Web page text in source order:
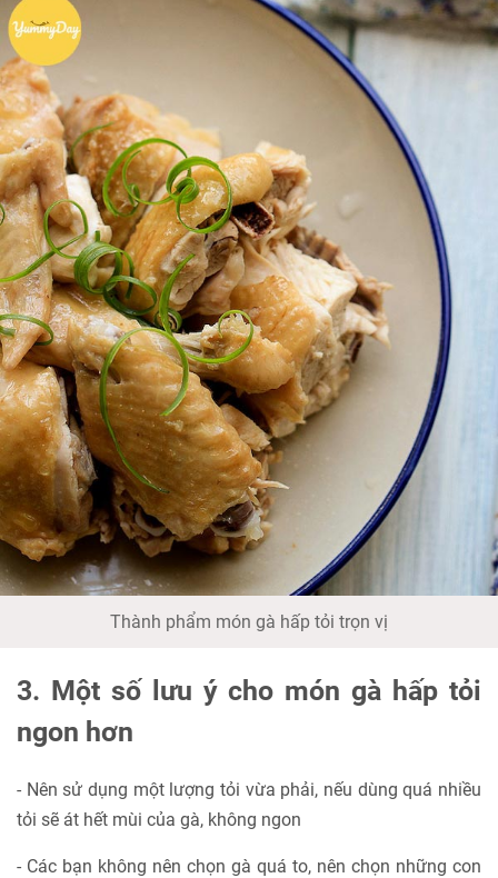
Thành phẩm món gà hấp tỏi trọn vị
3. Một số lưu ý cho món gà hấp tỏi
ngon hơn
- Nên sử dụng một lượng tỏi vừa phải, nếu dùng quá nhiều
tỏi sẽ át hết mùi của gà, không ngon
- Các bạn không nên chọn gà quá to, nên chọn những con